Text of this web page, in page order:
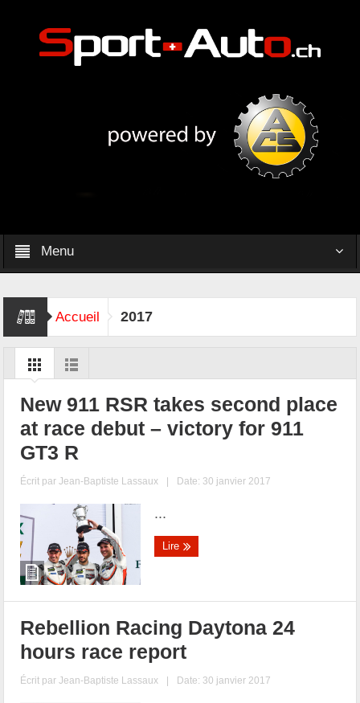
Menu
Accueil 2017
New 911 RSR takes second place
at race debut – victory for 911
GT3 R
Écrit parJean-Baptiste Lassaux | Date: 30 janvier 2017
...
Lire
Rebellion Racing Daytona 24
hours race report
Écrit parJean-Baptiste Lassaux | Date: 30 janvier 2017